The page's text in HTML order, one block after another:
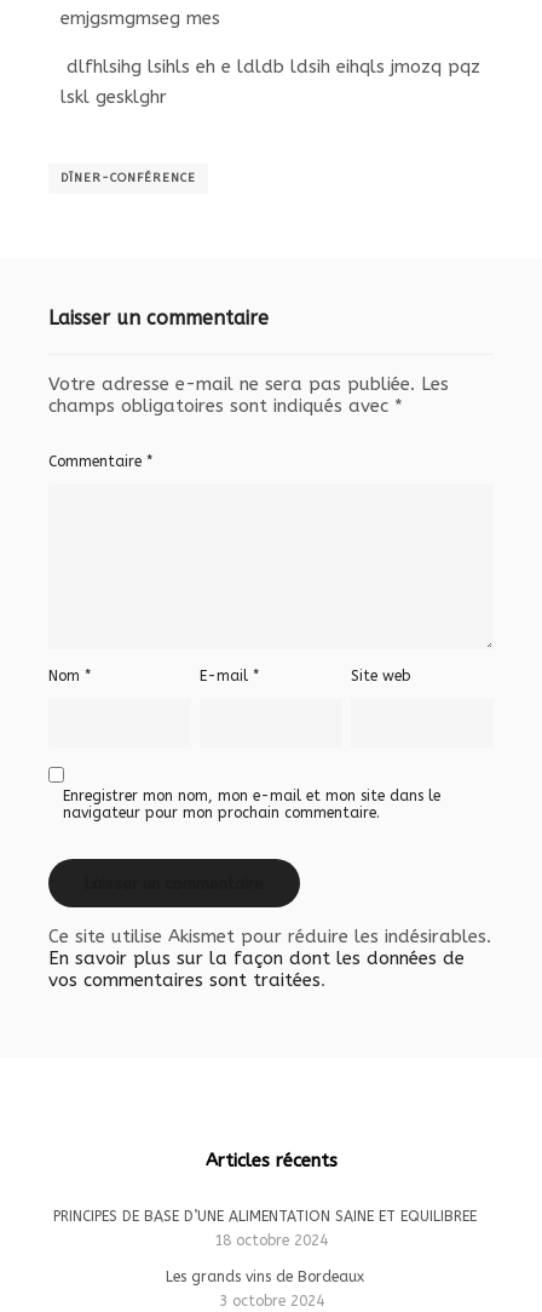
emjgsmgmseg mes
dlfhlsihg lsihls eh e ldldb ldsih eihqls jmozq pqz
lskl gesklghr
DÎNER-CONFÉRENCE
Laisser un commentaire
Votre adresse e-mail ne sera pas publiée. Les
champs obligatoires sont indiqués avec *
Commentaire *
Nom * E-mail* Site web
Enregistrer mon nom, mon e-mail et mon site dans le
navigateur pour mon prochain commentaire.
Ce site utilise Akismet pour réduire les indésirables.
En savoir plus sur la façon dont les données de
vos commentaires sont traitées.
Articles récents
PRINCIPES DE BASE D’UNE ALIMENTATION SAINE ET EQUILIBREE
18 octobre 2024
Les grands vins de Bordeaux
3 octobre 2024